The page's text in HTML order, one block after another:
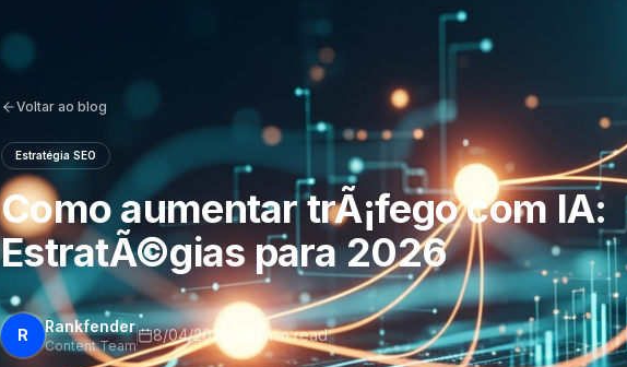
Voltar ao blog
Estratégia SEO
Como aumentar trÃ¡fego com IA:
EstratÃ©gias para 2026
R Rankfender
Content Team
8/04/2026 16 min read